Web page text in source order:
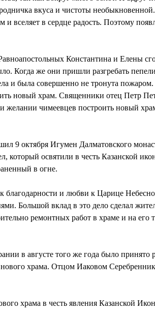
вкуса и чистоты
вселяет в сердце радость. Поэтому
Константина и Елены
Когда же они пришли разгребать
и была совершенно не тронута пожаром.
новый храм. Священники отец Петр
желании чимеевцев построить новый
9 октября Игумен Далматовского
который освятили в честь Казанской
в огне.
благодарности и любви к Царице
Большой вклад в это дело сделал
ремонтных работ в храме и на его
в августе того же года было принято
храма. Отцом Иаковом
храма в честь явления Казанской